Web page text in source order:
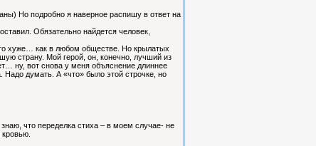
Но подробно я наверное распишу в ответ на
Обязательно найдется человек,
то хуже… как в любом обществе. Но крылатых
страну. Мой герой, он, конечно, лучший из
ну, вот снова у меня объяснение длиннее
думать. А «что» было этой строчке, но
что переделка стиха – в моем случае- не